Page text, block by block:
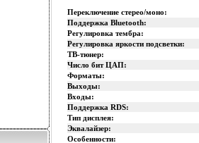
Переключение стерео/моно:
Поддержка Bluetooth:
Регулировка тембра:
Регулировка яркости подсветки:
ТВ-тюнер:
Число бит ЦАП:
Форматы:
Выходы:
Входы:
Поддержка RDS:
Тип дисплея:
Эквалайзер:
Особенности: